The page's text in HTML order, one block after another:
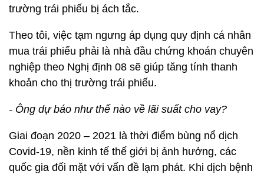
trường trái phiếu bị ách tắc.
Theo tôi, việc tạm ngưng áp dụng quy định cá nhân
mua trái phiếu phải là nhà đầu chứng khoán chuyên
nghiệp theo Nghị định 08 sẽ giúp tăng tính thanh
khoản cho thị trường trái phiếu.
- Ông dự báo như thế nào về lãi suất cho vay?
Giai đoạn 2020 – 2021 là thời điểm bùng nổ dịch
Covid-19, nền kinh tế thế giới bị ảnh hưởng, các
quốc gia đối mặt với vấn đề lạm phát. Khi dịch bệnh